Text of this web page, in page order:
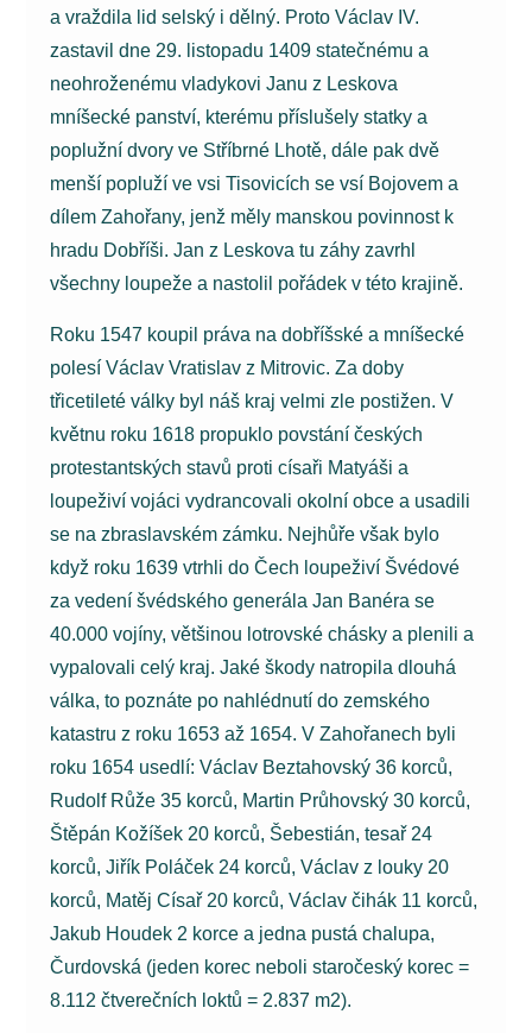
a vraždila lid selský i dělný. Proto Václav IV.
zastavil dne 29. listopadu 1409 statečnému a
neohroženému vladykovi Janu z Leskova
mníšecké panství, kterému příslušely statky a
poplužní dvory ve Stříbrné Lhotě, dále pak dvě
menší popluží ve vsi Tisovicích se vsí Bojovem a
dílem Zahořany, jenž měly manskou povinnost k
hradu Dobříši. Jan z Leskova tu záhy zavrhl
všechny loupeže a nastolil pořádek v této krajině.
Roku 1547 koupil práva na dobříšské a mníšecké
polesí Václav Vratislav z Mitrovic. Za doby
třicetileté války byl náš kraj velmi zle postižen. V
květnu roku 1618 propuklo povstání českých
protestantských stavů proti císaři Matyáši a
loupeživí vojáci vydrancovali okolní obce a usadili
se na zbraslavském zámku. Nejhůře však bylo
když roku 1639 vtrhli do Čech loupeživí Švédové
za vedení švédského generála Jan Banéra se
40.000 vojíny, většinou lotrovské chásky a plenili a
vypalovali celý kraj. Jaké škody natropila dlouhá
válka, to poznáte po nahlédnutí do zemského
katastru z roku 1653 až 1654. V Zahořanech byli
roku 1654 usedlí: Václav Beztahovský 36 korců,
Rudolf Růže 35 korců, Martin Průhovský 30 korců,
Štěpán Kožíšek 20 korců, Šebestián, tesař 24
korců, Jiřík Poláček 24 korců, Václav z louky 20
korců, Matěj Císař 20 korců, Václav čihák 11 korců,
Jakub Houdek 2 korce a jedna pustá chalupa,
Čurdovská (jeden korec neboli staročeský korec =
8.112 čtverečních loktů = 2.837 m2).